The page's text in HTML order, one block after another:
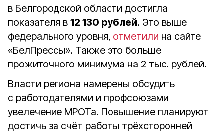
в Белгородской области достигла
показателя в 12 130 рублей. Это выше
федерального уровня, отметили на сайте
«БелПрессы». Также это больше
прожиточного минимума на 2 тыс. рублей.
Власти региона намерены обсудить
с работодателями и профсоюзами
увелечение МРОТа. Повышение планируют
достичь за счёт работы трёхсторонней